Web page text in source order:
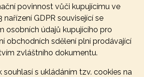
povinnost vůči kupujícímu ve
nařízení GDPR související se
osobních údajů kupujícího pro
obchodních sdělení plní prodávající
zvláštního dokumentu.
souhlasí s ukládáním tzv. cookies na